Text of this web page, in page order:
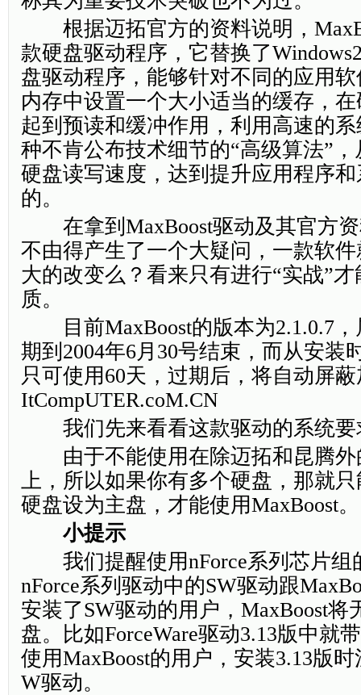
根据迈拓官方的资料说明，
款硬盘驱动程序，它替换了
盘驱动程序，能够针对不同的应用
内存中设置一个大小适当的缓存，
起到预读和缓冲作用，利用高速的
种不肯公布技术细节的“高级算法”
硬盘读写速度，达到提升应用程序
的。
在拿到MaxBoost驱动及其官方资
不由得产生了一个大疑问，一款软
大的改变么？看来只有进行“实战”
质。
目前MaxBoost的版本为2.1.0.7，
期到2004年6月30号结束，而从安装
只可使用60天，过期后，将自动屏
ItCompUTER.coM.CN
我们先来看看这款驱动的系统要
由于不能使用在除迈拓和昆腾外
上，所以如果你有多个硬盘，那就
硬盘设为主盘，才能使用MaxBoost。
小提示
我们提醒使用nForce系列芯片组
nForce系列驱动中的SW驱动跟
安装了SW驱动的用户，MaxBoost将
盘。比如ForceWare驱动3.13版中就
使用MaxBoost的用户，安装3.13版
W驱动。